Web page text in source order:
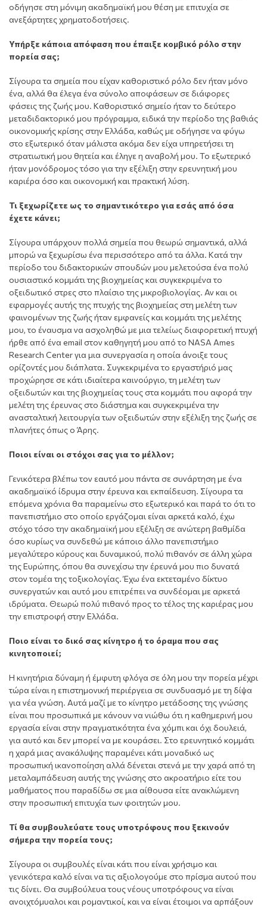
οδήγησε στη μόνιμη ακαδημαϊκή μου θέση με επιτυχία σε
ανεξάρτητες χρηματοδοτήσεις.
Υπήρξε κάποια απόφαση που έπαιξε κομβικό ρόλο στην
πορεία σας;
Σίγουρα τα σημεία που είχαν καθοριστικό ρόλο δεν ήταν μόνο
ένα, αλλά θα έλεγα ένα σύνολο αποφάσεων σε διάφορες
φάσεις της ζωής μου. Καθοριστικό σημείο ήταν το δεύτερο
μεταδιδακτορικό μου πρόγραμμα, ειδικά την περίοδο της βαθιάς
οικονομικής κρίσης στην Ελλάδα, καθώς με οδήγησε να φύγω
στο εξωτερικό όταν μάλιστα ακόμα δεν είχα υπηρετήσει τη
στρατιωτική μου θητεία και έληγε η αναβολή μου. Το εξωτερικό
ήταν μονόδρομος τόσο για την εξέλιξη στην ερευνητική μου
καριέρα όσο και οικονομική και πρακτική λύση.
Τι ξεχωρίζετε ως το σημαντικότερο για εσάς από όσα
έχετε κάνει;
Σίγουρα υπάρχουν πολλά σημεία που θεωρώ σημαντικά, αλλά
μπορώ να ξεχωρίσω ένα περισσότερο από τα άλλα. Κατά την
περίοδο του διδακτορικών σπουδών μου μελετούσα ένα πολύ
ουσιαστικό κομμάτι της βιοχημείας και συγκεκριμένα το
οξειδωτικό στρες στο πλαίσιο της μικροβιολογίας. Αν και οι
εφαρμογές αυτής της πτυχής της βιοχημείας στη μελέτη των
φαινομένων της ζωής ήταν εμφανείς και κομμάτι της μελέτης
μου, το έναυσμα να ασχοληθώ με μια τελείως διαφορετική πτυχή
ήρθε από ένα email στον καθηγητή μου από το NASA Ames
Research Center για μια συνεργασία η οποία άνοιξε τους
ορίζοντές μου διάπλατα. Συγκεκριμένα το εργαστήριό μας
προχώρησε σε κάτι ιδιαίτερα καινούργιο, τη μελέτη των
οξειδωτών και της βιοχημείας τους στα κομμάτι που αφορά την
μελέτη της έρευνας στο διάστημα και συγκεκριμένα την
ανασταλτική λειτουργία των οξειδωτών στην εξέλιξη της ζωής σε
πλανήτες όπως ο Άρης.
Ποιοι είναι οι στόχοι σας για το μέλλον;
Γενικότερα βλέπω τον εαυτό μου πάντα σε συνάρτηση με ένα
ακαδημαϊκό ίδρυμα στην έρευνα και εκπαίδευση. Σίγουρα τα
επόμενα χρόνια θα παραμείνω στο εξωτερικό και παρά το ότι το
πανεπιστήμιο στο οποίο εργάζομαι είναι αρκετά καλό, έχω
στόχο τόσο την ακαδημαϊκή μου εξέλιξη σε ανώτερη βαθμίδα
όσο κυρίως να συνδεθώ με κάποιο άλλο πανεπιστήμιο
μεγαλύτερο κύρους και δυναμικού, πολύ πιθανόν σε άλλη χώρα
της Ευρώπης, όπου θα συνεχίσω την έρευνά μου πιο δυνατά
στον τομέα της τοξικολογίας. Έχω ένα εκτεταμένο δίκτυο
συνεργατών και αυτό μου επιτρέπει να συνδέομαι με αρκετά
ιδρύματα. Θεωρώ πολύ πιθανό προς το τέλος της καριέρας μου
την επιστροφή στην Ελλάδα.
Ποιο είναι το δικό σας κίνητρο ή το όραμα που σας
κινητοποιεί;
Η κινητήρια δύναμη ή έμφυτη φλόγα σε όλη μου την πορεία μέχρι
τώρα είναι η επιστημονική περιέργεια σε συνδυασμό με τη δίψα
για νέα γνώση. Αυτά μαζί με το κίνητρο μετάδοσης της γνώσης
είναι που προσωπικά με κάνουν να νιώθω ότι η καθημερινή μου
εργασία είναι στην πραγματικότητα ένα χόμπι και όχι δουλειά,
για αυτό και δεν μπορεί να με κουράσει. Στο ερευνητικό κομμάτι
η χαρά μιας ανακάλυψης παραμένει κάτι μοναδικό ως
προσωπική ικανοποίηση αλλά δένεται στενά με την χαρά από τη
μεταλαμπάδευση αυτής της γνώσης στο ακροατήριο είτε του
μαθήματος που παραδίδω σε μια αίθουσα είτε ανακλώμενη
στην προσωπική επιτυχία των φοιτητών μου.
Τί θα συμβουλεύατε τους υποτρόφους που ξεκινούν
σήμερα την πορεία τους;
Σίγουρα οι συμβουλές είναι κάτι που είναι χρήσιμο και
γενικότερα καλό είναι να τις αξιολογούμε στο πρίσμα αυτού που
τις δίνει. Θα συμβούλευα τους νέους υποτρόφους να είναι
ανοιχτόμυαλοι και ρομαντικοί, και να είναι έτοιμοι να αρπάξουν